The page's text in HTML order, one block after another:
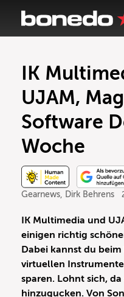
IK
UJAM,
Software
Woche
Gearnews, Dirk Behrens
IK Multimedia und
einigen richtig
Dabei kannst du
virtuellen
sparen. Lohnt sich,
hinzugucken. Von